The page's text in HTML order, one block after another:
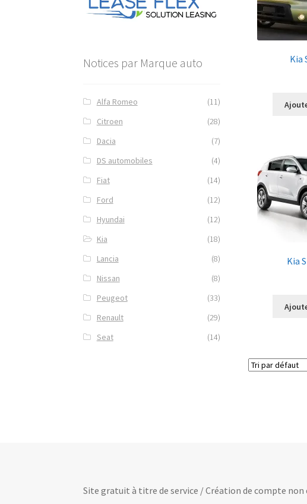
Kia
Kia
Notices par Marque auto
Alfa Romeo
(11)
Citroen
(28)
Dacia
(7)
DS automobiles
(4)
Fiat
(14)
Ford
(12)
Hyundai
(12)
Kia
(18)
Lancia
(8)
Nissan
(8)
Peugeot
(33)
Renault
(29)
Seat
(14)
Site gratuit à titre de service / Création de compte